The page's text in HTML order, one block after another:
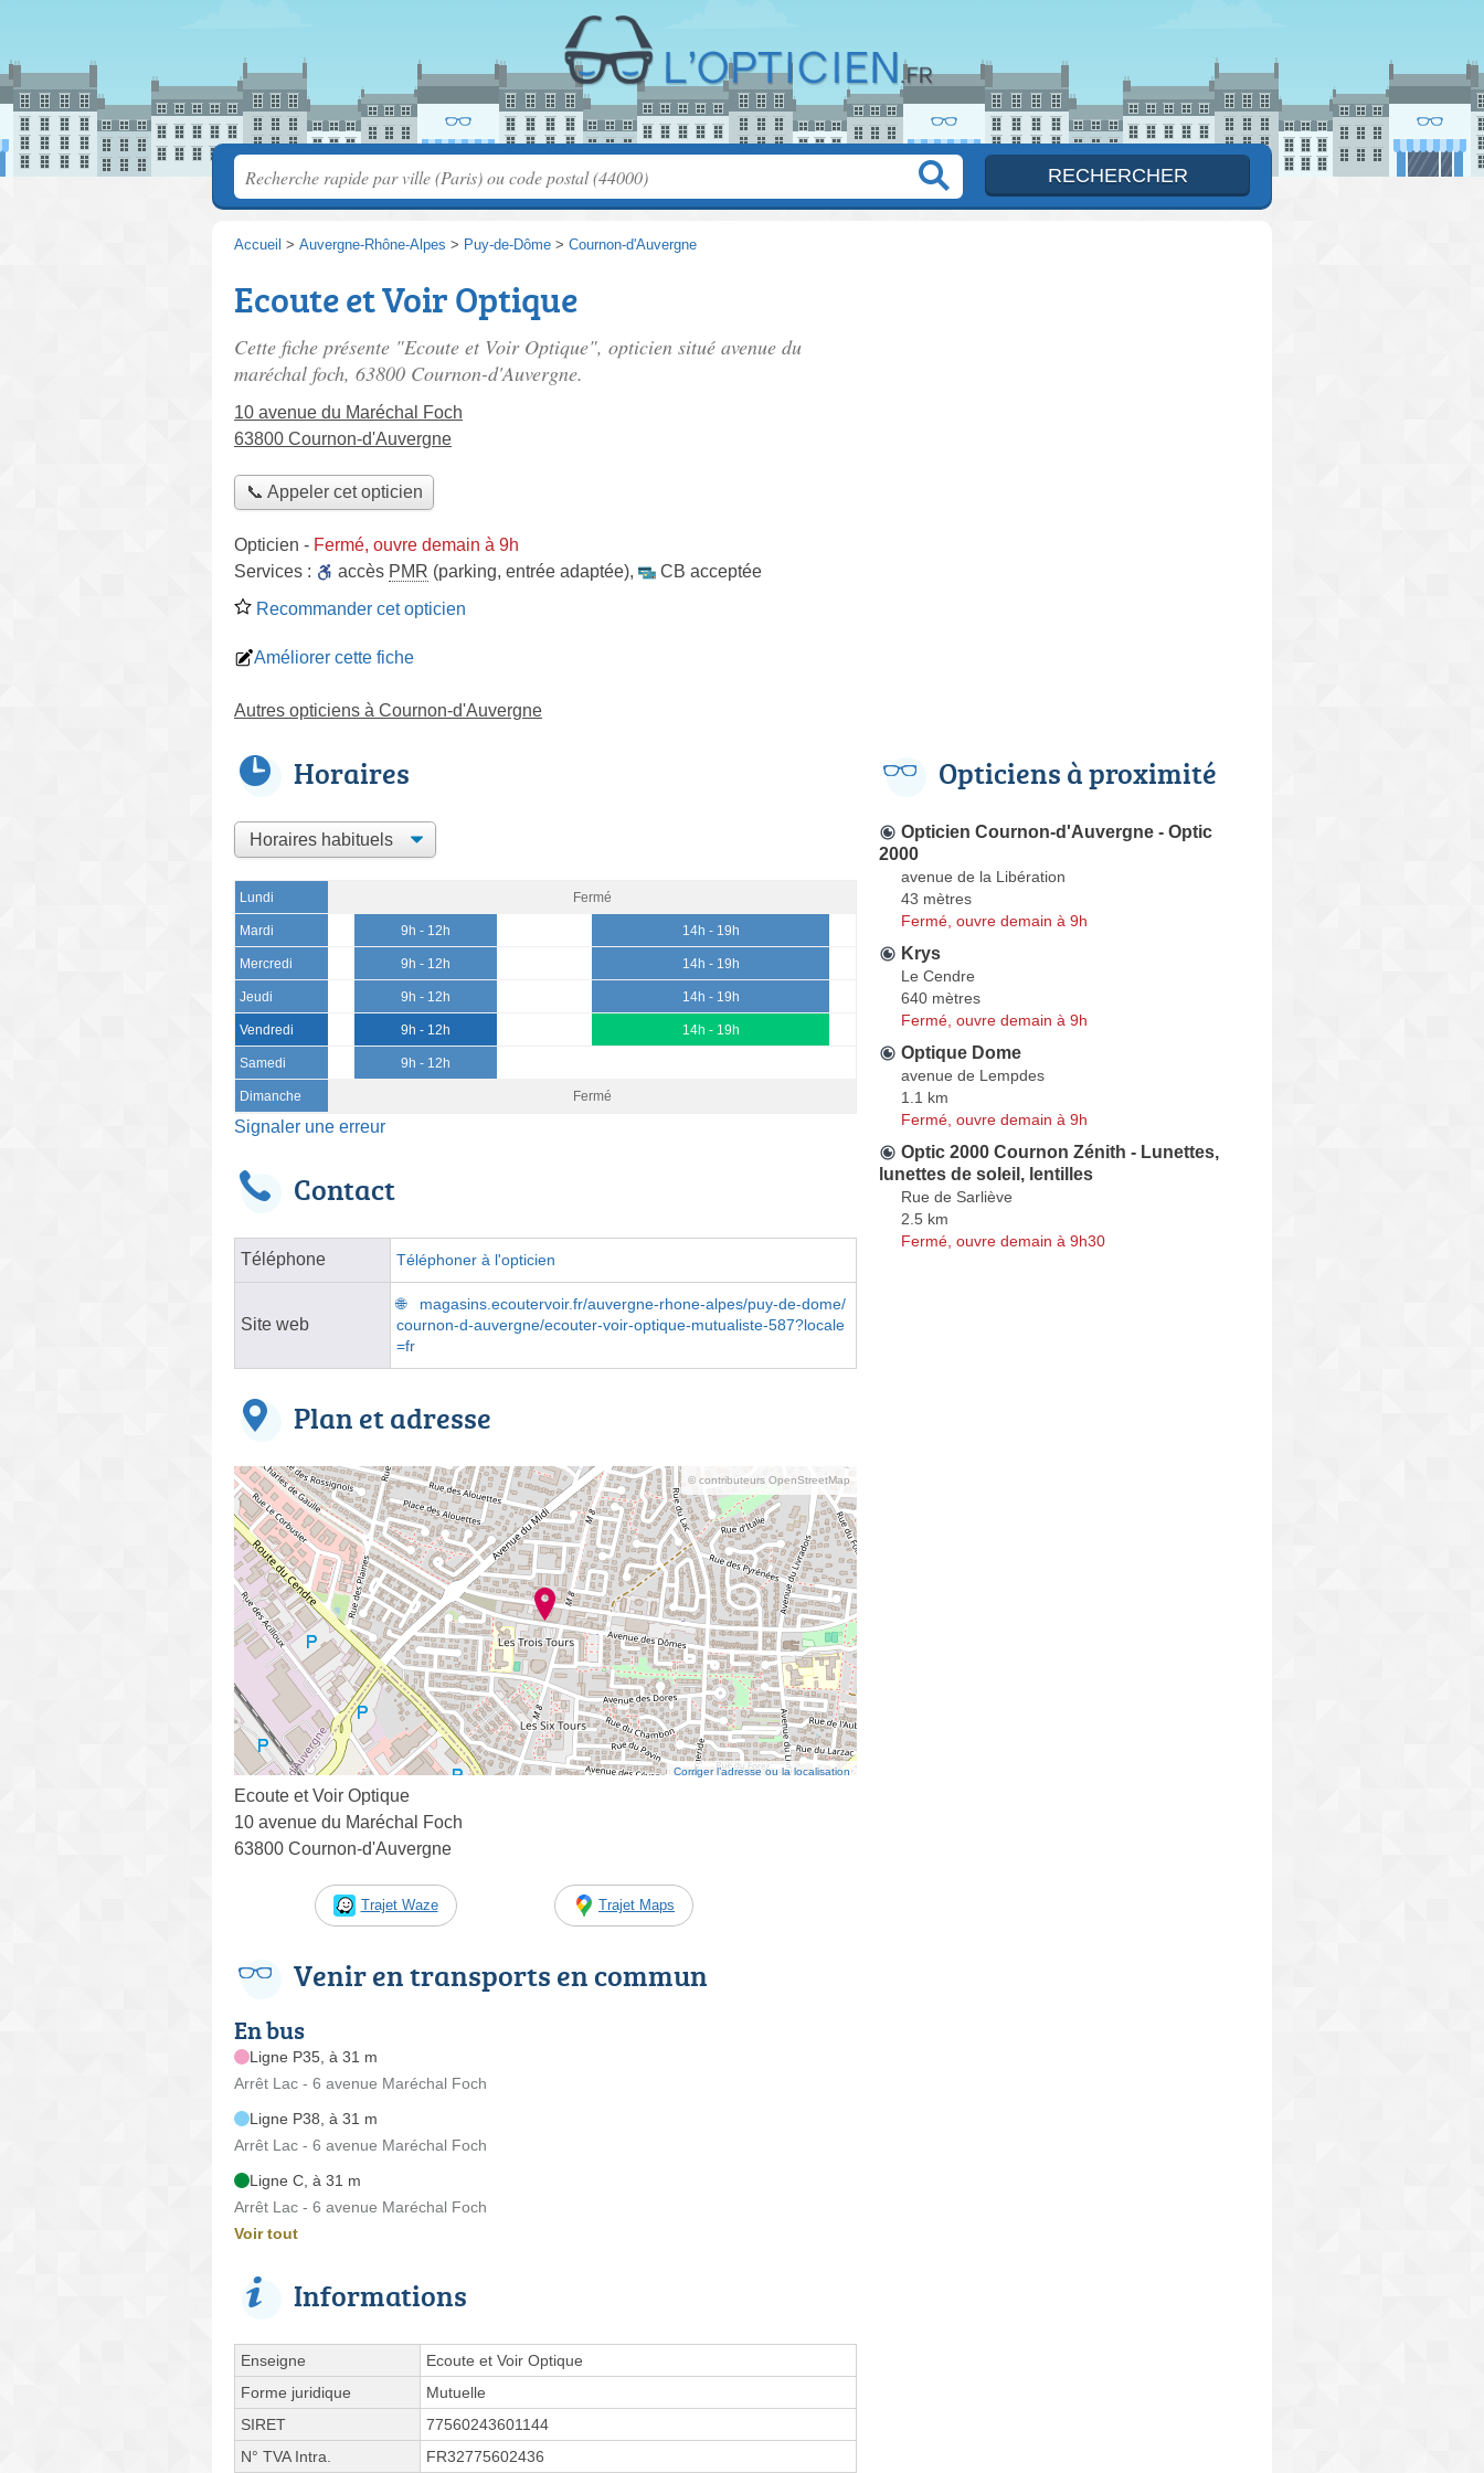
Accueil > Auvergne-Rhône-Alpes > Puy-de-Dôme > Cournon-d'Auvergne
Ecoute et Voir Optique
Cette fiche présente "Ecoute et Voir Optique", opticien situé avenue du
maréchal foch, 63800 Cournon-d'Auvergne.
10 avenue du Maréchal Foch
63800 Cournon-d'Auvergne
📞 Appeler cet opticien
Opticien - Fermé, ouvre demain à 9h
Services :
accès PMR (parking, entrée adaptée),
CB acceptée
Recommander cet opticien
Améliorer cette fiche
Autres opticiens à Cournon-d'Auvergne
Horaires
Lundi Fermé
Mardi 9h - 12h 14h - 19h
Mercredi 9h - 12h 14h - 19h
Jeudi 9h - 12h 14h - 19h
Vendredi 9h - 12h 14h - 19h
Samedi 9h - 12h
Dimanche Fermé
Signaler une erreur
Contact
Téléphone Téléphoner à l'opticien
Site web
magasins.ecoutervoir.fr/auvergne-rhone-alpes/puy-de-dome/
cournon-d-auvergne/ecouter-voir-optique-mutualiste-587?locale
=fr
Plan et adresse
© contributeurs OpenStreetMap
Corriger l’adresse ou la localisation
Ecoute et Voir Optique
10 avenue du Maréchal Foch
63800 Cournon-d'Auvergne
Trajet Waze Trajet Maps
Venir en transports en commun
En bus
Ligne P35, à 31 m
Arrêt Lac - 6 avenue Maréchal Foch
Ligne P38, à 31 m
Arrêt Lac - 6 avenue Maréchal Foch
Ligne C, à 31 m
Arrêt Lac - 6 avenue Maréchal Foch
Voir tout
Informations
Enseigne
Ecoute et Voir Optique
Forme juridique
Mutuelle
SIRET
77560243601144
N° TVA Intra.
FR32775602436
Opticiens à proximité
Opticien Cournon-d'Auvergne - Optic
2000
avenue de la Libération
43 mètres
Fermé, ouvre demain à 9h
Krys
Le Cendre
640 mètres
Fermé, ouvre demain à 9h
Optique Dome
avenue de Lempdes
1.1 km
Fermé, ouvre demain à 9h
Optic 2000 Cournon Zénith - Lunettes,
lunettes de soleil, lentilles
Rue de Sarliève
2.5 km
Fermé, ouvre demain à 9h30